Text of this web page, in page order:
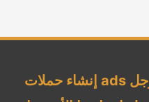
شركة الناجي إعلانات جوجل ads إنشاء حملات